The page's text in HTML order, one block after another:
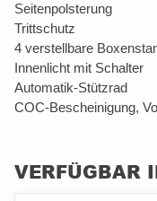
Seitenpolsterung
Trittschutz
4 verstellbare
Innenlicht mit Schalter
Automatik-Stützrad
COC-Bescheinigung,
VERFÜGBAR